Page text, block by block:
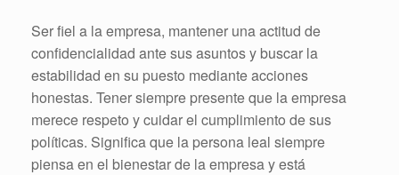
Ser fiel a la empresa, mantener una actitud de
confidencialidad ante sus asuntos y buscar la
estabilidad en su puesto mediante acciones
honestas. Tener siempre presente que la empresa
merece respeto y cuidar el cumplimiento de sus
políticas. Significa que la persona leal siempre
piensa en el bienestar de la empresa y está